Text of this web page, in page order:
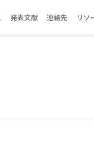
発表文献 連絡先 リソ